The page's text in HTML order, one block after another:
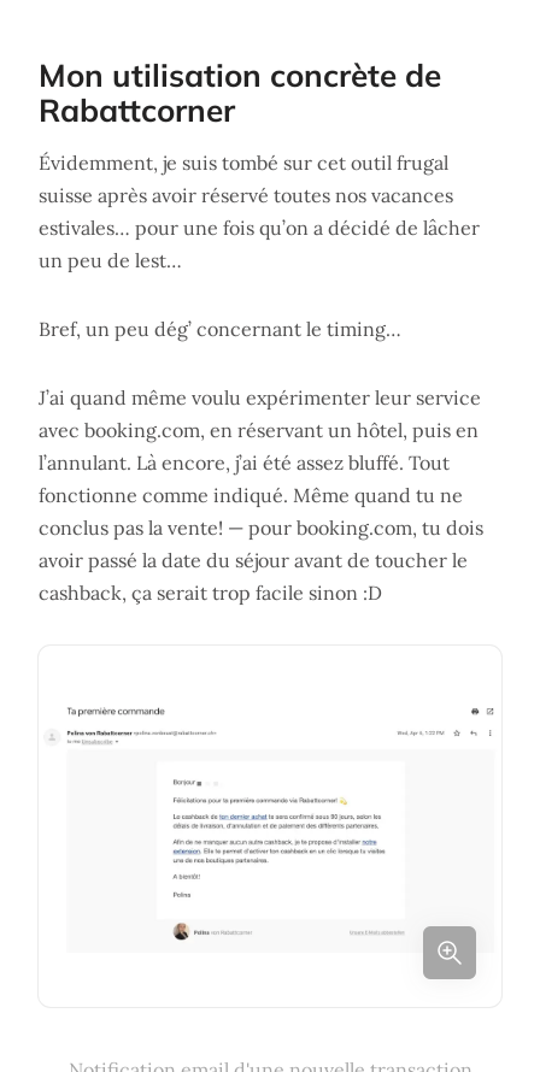
Mon utilisation concrète de
Rabattcorner
Évidemment, je suis tombé sur cet outil frugal
suisse après avoir réservé toutes nos vacances
estivales… pour une fois qu’on a décidé de lâcher
un peu de lest…
Bref, un peu dég’ concernant le timing…
J’ai quand même voulu expérimenter leur service
avec booking.com, en réservant un hôtel, puis en
l’annulant. Là encore, j’ai été assez bluffé. Tout
fonctionne comme indiqué. Même quand tu ne
conclus pas la vente! — pour booking.com, tu dois
avoir passé la date du séjour avant de toucher le
cashback, ça serait trop facile sinon :D